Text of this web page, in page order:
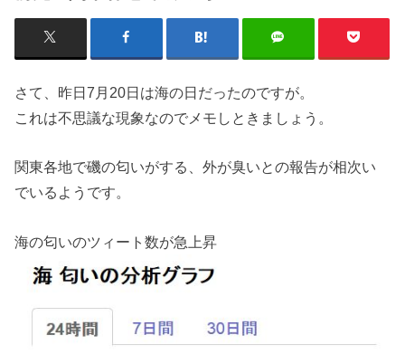
さて、昨日7月20日は海の日だったのですが。
これは不思議な現象なのでメモしときましょう。
関東各地で磯の匂いがする、外が臭いとの報告が相次い
でいるようです。
海の匂いのツィート数が急上昇